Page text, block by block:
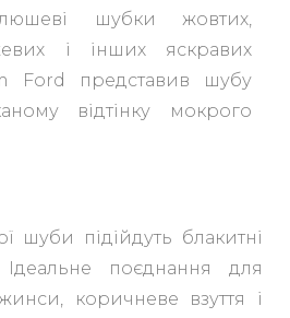
шубки жовтих,
і інших яскравих
Ford представив шубу
відтінку мокрого
шуби підійдуть блакитні
Ідеальне поєднання для
коричневе взуття і